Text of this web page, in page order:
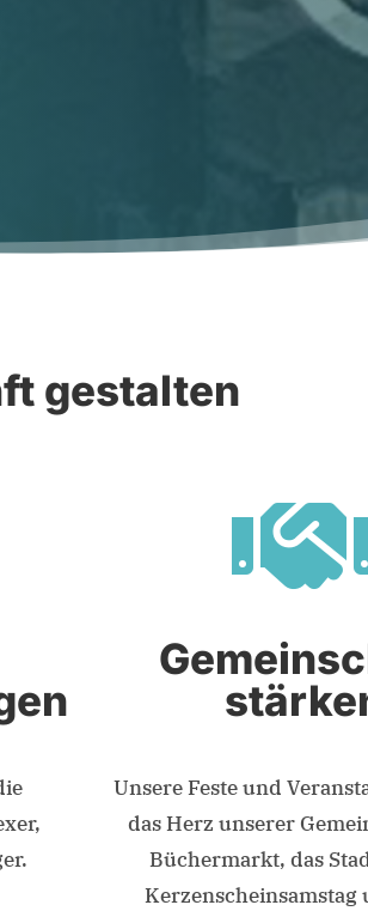
gestalten
Unsere Feste und
das Herz unserer
Büchermarkt, das
Kerzenscheinsamstag